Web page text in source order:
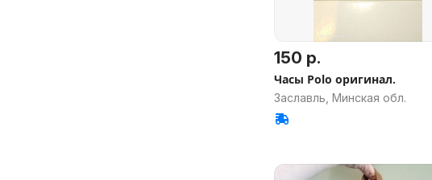
150 р.
Часы Polo оригинал.
Заславль, Минская обл.